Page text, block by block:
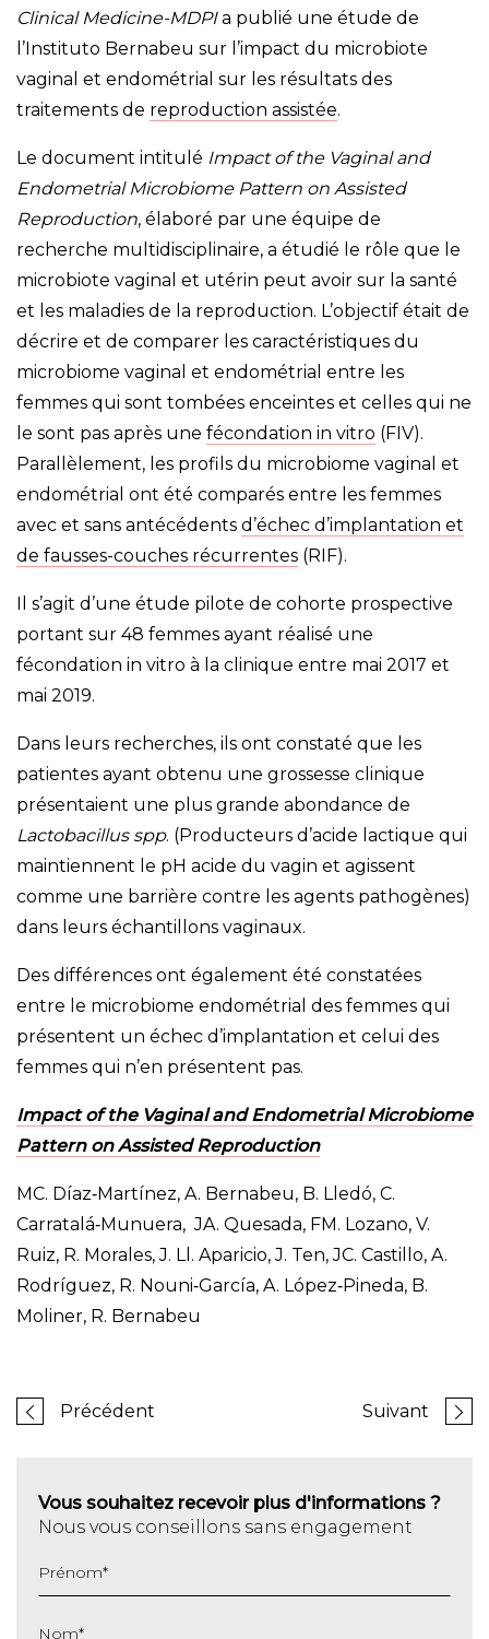
Clinical Medicine-MDPIa publié une étude de
l’Instituto Bernabeu sur l’impact du microbiote
vaginal et endométrial sur les résultats des
traitements de reproduction assistée.
Le document intitulé Impact of the Vaginal and
Endometrial Microbiome Pattern on Assisted
Reproduction, élaboré par une équipe de
recherche multidisciplinaire, a étudié le rôle que le
microbiote vaginal et utérin peut avoir sur la santé
et les maladies de la reproduction. L’objectif était de
décrire et de comparer les caractéristiques du
microbiome vaginal et endométrial entre les
femmes qui sont tombées enceintes et celles qui ne
le sont pas après une fécondation in vitro (FIV).
Parallèlement, les profils du microbiome vaginal et
endométrial ont été comparés entre les femmes
avec et sans antécédents d’échec d’implantation et
de fausses-couches récurrentes (RIF).
Il s’agit d’une étude pilote de cohorte prospective
portant sur 48 femmes ayant réalisé une
fécondation in vitro à la clinique entre mai 2017 et
mai 2019.
Dans leurs recherches, ils ont constaté que les
patientes ayant obtenu une grossesse clinique
présentaient une plus grande abondance de
Lactobacillus spp. (Producteurs d’acide lactique qui
maintiennent le pH acide du vagin et agissent
comme une barrière contre les agents pathogènes)
dans leurs échantillons vaginaux.
Des différences ont également été constatées
entre le microbiome endométrial des femmes qui
présentent un échec d’implantation et celui des
femmes qui n’en présentent pas.
Impact of the Vaginal and Endometrial Microbiome
Pattern on Assisted Reproduction
MC. Díaz‐Martínez, A. Bernabeu, B. Lledó, C.
Carratalá‐Munuera, JA. Quesada, FM. Lozano, V.
Ruiz, R. Morales, J. Ll. Aparicio, J. Ten, JC. Castillo, A.
Rodríguez, R. Nouni‐García, A. López‐Pineda, B.
Moliner, R. Bernabeu
Précédent Suivant
Vous souhaitez recevoir plus d'informations ?
Nous vous conseillons sans engagement
Prénom*
Nom*